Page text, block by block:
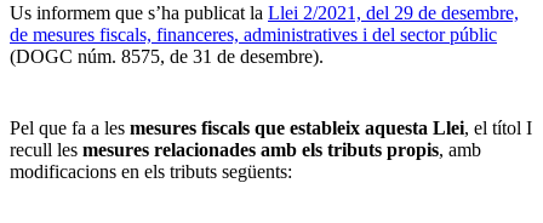
Us informem que s’ha publicat la Llei 2/2021, del 29 de desembre,
de mesures fiscals, financeres, administratives i del sector públic
(DOGC núm. 8575, de 31 de desembre).
Pel que fa a les mesures fiscals que estableix aquesta Llei, el títol I
recull les mesures relacionades amb els tributs propis, amb
modificacions en els tributs següents: